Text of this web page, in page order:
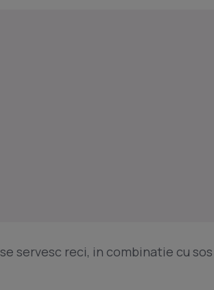
servesc reci, in combinatie cu